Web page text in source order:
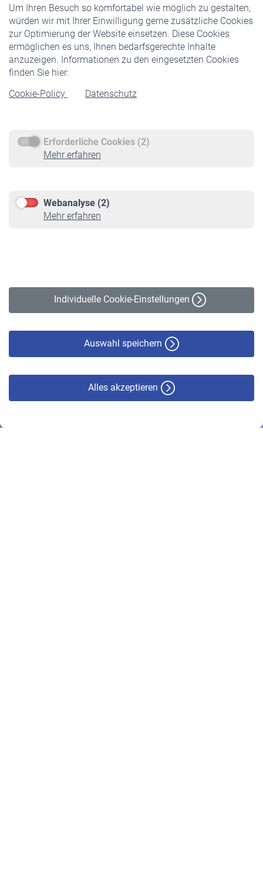
Um Ihren Besuch so komfortabel wie möglich zu gestalten,
würden wir mit Ihrer Einwilligung gerne zusätzliche Cookies
zur Optimierung der Website einsetzen. Diese Cookies
ermöglichen es uns, Ihnen bedarfsgerechte Inhalte
anzuzeigen. Informationen zu den eingesetzten Cookies
finden Sie hier:
Cookie-Policy
Datenschutz
Erforderliche Cookies (2)
Mehr erfahren
Webanalyse (2)
Mehr erfahren
Individuelle Cookie-Einstellungen
Auswahl speichern
Alles akzeptieren
Staatliche Förderung
Veranstaltungen
Rentner
Rentenbeginn
Rente beantragen
Service
Informationen
Online-Rechner
VBLnewsletter
Erklärung zur Barrierefreiheit
© VBL 2026